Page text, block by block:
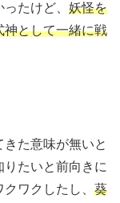
たけど、 妖怪を
神として一緒に戦
た意味が無いと
たいと前向きに
ワクしたし、 葵